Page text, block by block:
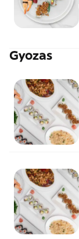
Gyozas